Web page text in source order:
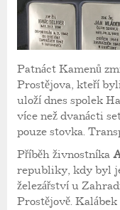
Patnáct Kamenů
Prostějova, kteří
uloží dnes spolek
více než dvanácti
pouze stovka.
Příběh živnostníka
republiky, kdy byl
železářství u
Prostějově.